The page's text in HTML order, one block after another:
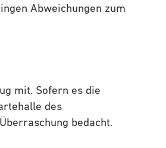
Abweichungen zum
mit. Sofern es die
des
bedacht.